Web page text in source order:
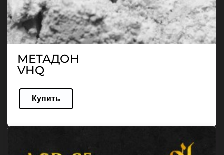
МЕТАДОН
VHQ
Купить